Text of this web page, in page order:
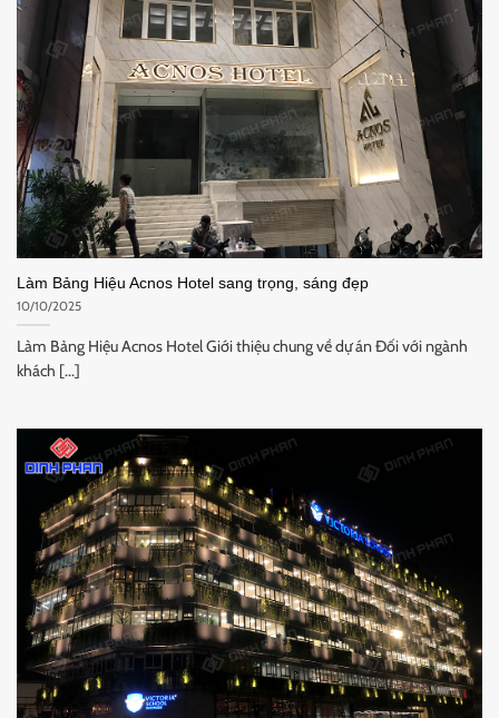
Làm Bảng Hiệu Acnos Hotel sang trọng, sáng đẹp
10/10/2025
Làm Bảng Hiệu Acnos Hotel Giới thiệu chung về dự án Đối với ngành
khách [...]